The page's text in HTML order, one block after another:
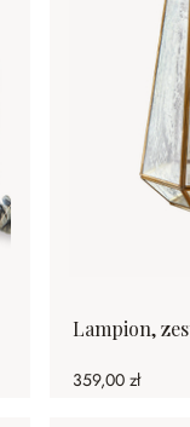
Lampion,
359,00 zł